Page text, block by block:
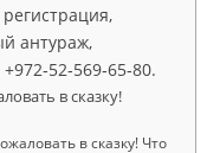
антураж,
в сказку!
в сказку! Что